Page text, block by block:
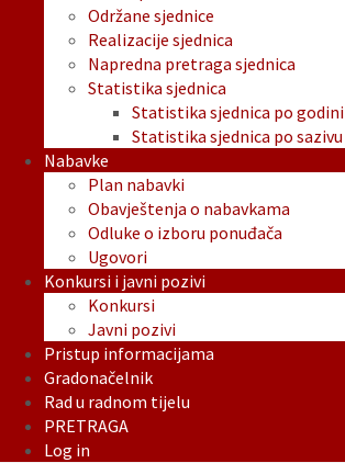
Održane sjednice
Realizacije sjednica
Napredna pretraga sjednica
Statistika sjednica
Statistika sjednica po godini
Statistika sjednica po sazivu
Nabavke
Plan nabavki
Obavještenja o nabavkama
Odluke o izboru ponuđača
Ugovori
Konkursi i javni pozivi
Konkursi
Javni pozivi
Pristup informacijama
Gradonačelnik
Rad u radnom tijelu
PRETRAGA
Log in